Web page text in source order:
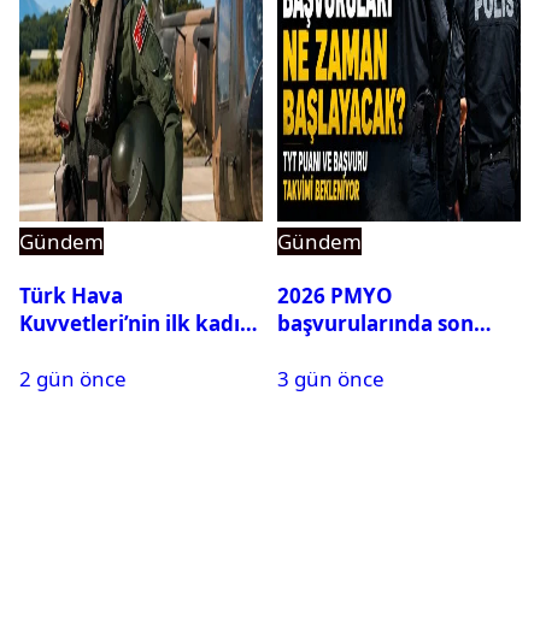
Gündem
Türk Hava
Kuvvetleri’nin ilk kadın
Karapınar hakkında
2 gün önce
Gündem
2026 PMYO
başvurularında son
3 gün önce